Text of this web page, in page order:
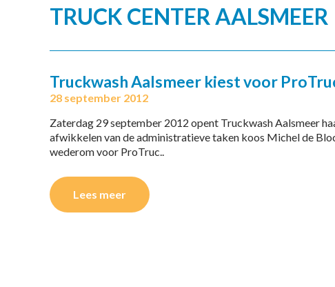
TRUCK CENTER AALSMEER
Truckwash Aalsmeer kiest voor
28 september 2012
Zaterdag 29 september 2012 opent Truckwash Aalsmeer
afwikkelen van de administratieve taken koos Michel de
wederom voor ProTruc..
Lees meer